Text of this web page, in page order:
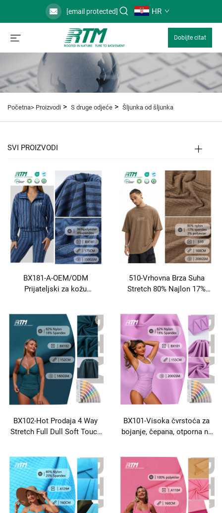
[email protected] HR
Dobijte citat
Početna> Proizvodi > S druge odjeće > Šljunka od šljunka
SVI PROIZVODI
BX181-A-OEM/ODM
Prijateljski za kožu
Polyester tkanina za odjeću
Odjeća Sport majice Yoga
Wear
510-Vrhovna Brza Suha
Stretch 80% Najlon 17%
BX102-Hot Prodaja 4 Way
Stretch Full Dull Soft Touch
Sportske i kupaće kostime
Bikini
BX101-Visoka čvrstoća za
bojanje, čepana, otporna na